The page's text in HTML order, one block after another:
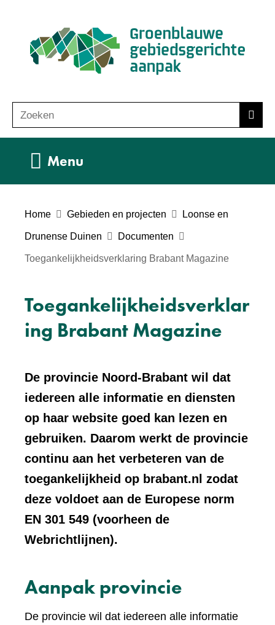
naar
de
inhoud
o
e
Zoeken
Menu
Home Gebieden en projecten Loonse en
Drunense Duinen Documenten
Toegankelijkheidsverklaring Brabant Magazine
Toegankelijkheidsverklar
ing Brabant Magazine
De provincie Noord-Brabant wil dat
iedereen alle informatie en diensten
op haar website goed kan lezen en
gebruiken. Daarom werkt de provincie
continu aan het verbeteren van de
toegankelijkheid op brabant.nl zodat
deze voldoet aan de Europese norm
EN 301 549 (voorheen de
Webrichtlijnen).
Aanpak provincie
De provincie wil dat iedereen alle informatie